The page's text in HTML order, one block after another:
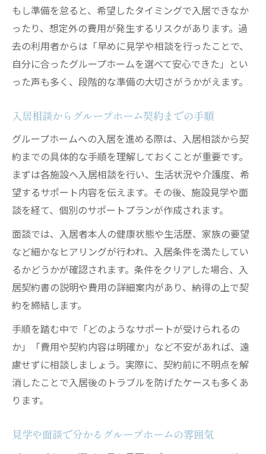
もし準備を怠ると、希望したタイミングで入居できなか
ったり、想定外の費用が発生するリスクがあります。過
去の利用者からは「早めに見学や相談を行ったことで、
自分に合ったグループホームを選べて安心できた」とい
った声も多く、段階的な準備の大切さがうかがえます。
入居相談からグループホーム契約までの手順
グループホームへの入居を進める際は、入居相談から契
約までの具体的な手順を理解しておくことが重要です。
まずは各施設へ入居相談を行い、生活状況や介護度、希
望するサポート内容を伝えます。その後、施設見学や面
談を経て、個別のサポートプランが作成されます。
面談では、入居者本人の健康状態や生活歴、家族の要望
など細かなヒアリングが行われ、入居条件を満たしてい
るかどうかが確認されます。条件をクリアした場合、入
居契約書の説明や費用の詳細案内があり、納得の上で契
約を締結します。
手順を踏む中で「どのようなサポートが受けられるの
か」「費用や契約内容は明確か」など不安があれば、遠
慮せずに相談しましょう。実際に、契約前に不明点を解
消したことで入居後のトラブルを防げたケースも多くあ
ります。
見学や面談で分かるグループホームの雰囲気